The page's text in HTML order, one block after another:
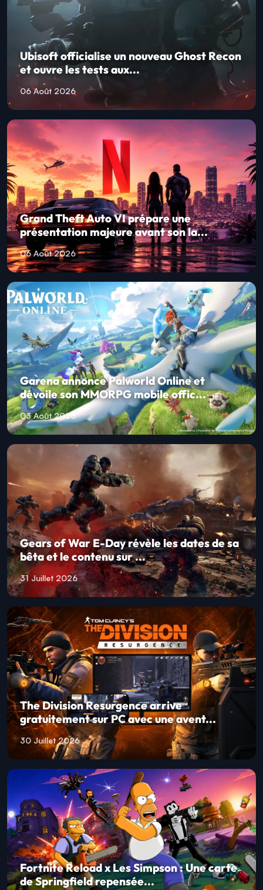
Ubisoft officialise un nouveau Ghost Recon
et ouvre les tests aux...
06 Août 2026
Grand Theft Auto VI prépare une
présentation majeure avant son la...
06 Août 2026
Garena annonce Palworld Online et
dévoile son MMORPG mobile offic...
03 Août 2026
Gears of War E-Day révèle les dates de sa
bêta et le contenu sur ...
31 Juillet 2026
The Division Resurgence arrive
gratuitement sur PC avec une avent...
30 Juillet 2026
Fortnite Reload x Les Simpson : Une carte
de Springfield repensée...